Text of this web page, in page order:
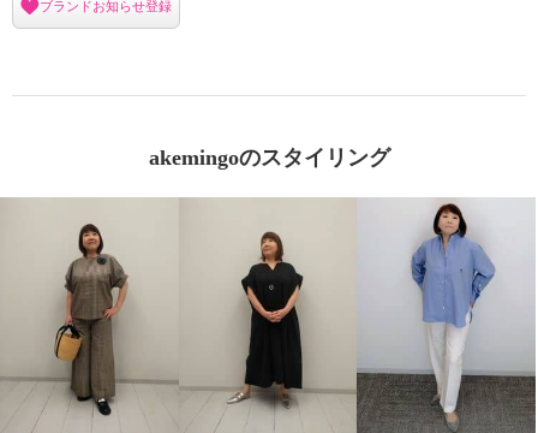
ブランドお知らせ登録
akemingoのスタイリング